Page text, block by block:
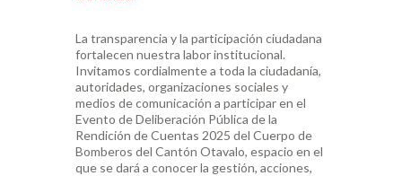
La transparencia y la participación ciudadana
fortalecen nuestra labor institucional.
Invitamos cordialmente a toda la ciudadanía,
autoridades, organizaciones sociales y
medios de comunicación a participar en el
Evento de Deliberación Pública de la
Rendición de Cuentas 2025 del Cuerpo de
Bomberos del Cantón Otavalo, espacio en el
que se dará a conocer la gestión, acciones,